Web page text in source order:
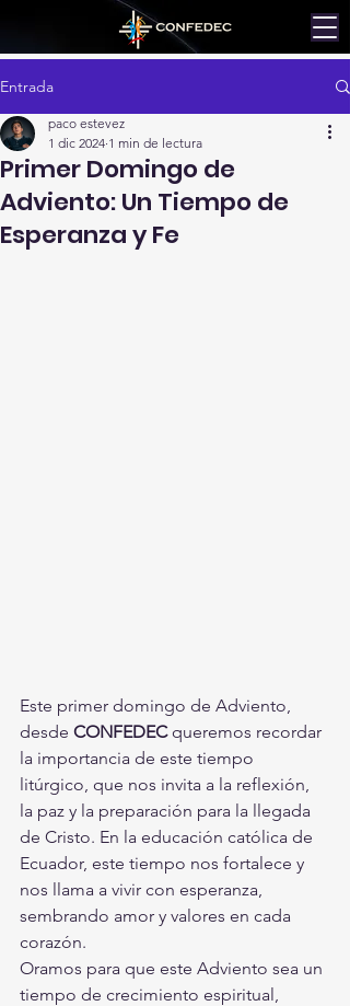
Entrada
Primer Domingo de
Adviento: Un Tiempo de
Esperanza y Fe
paco estevez
1 dic 2024 1 min de lectura
Este primer domingo de Adviento,
desde CONFEDEC queremos recordar
la importancia de este tiempo
litúrgico, que nos invita a la reflexión,
la paz y la preparación para la llegada
de Cristo. En la educación católica de
Ecuador, este tiempo nos fortalece y
nos llama a vivir con esperanza,
sembrando amor y valores en cada
corazón.
Oramos para que este Adviento sea un
tiempo de crecimiento espiritual,